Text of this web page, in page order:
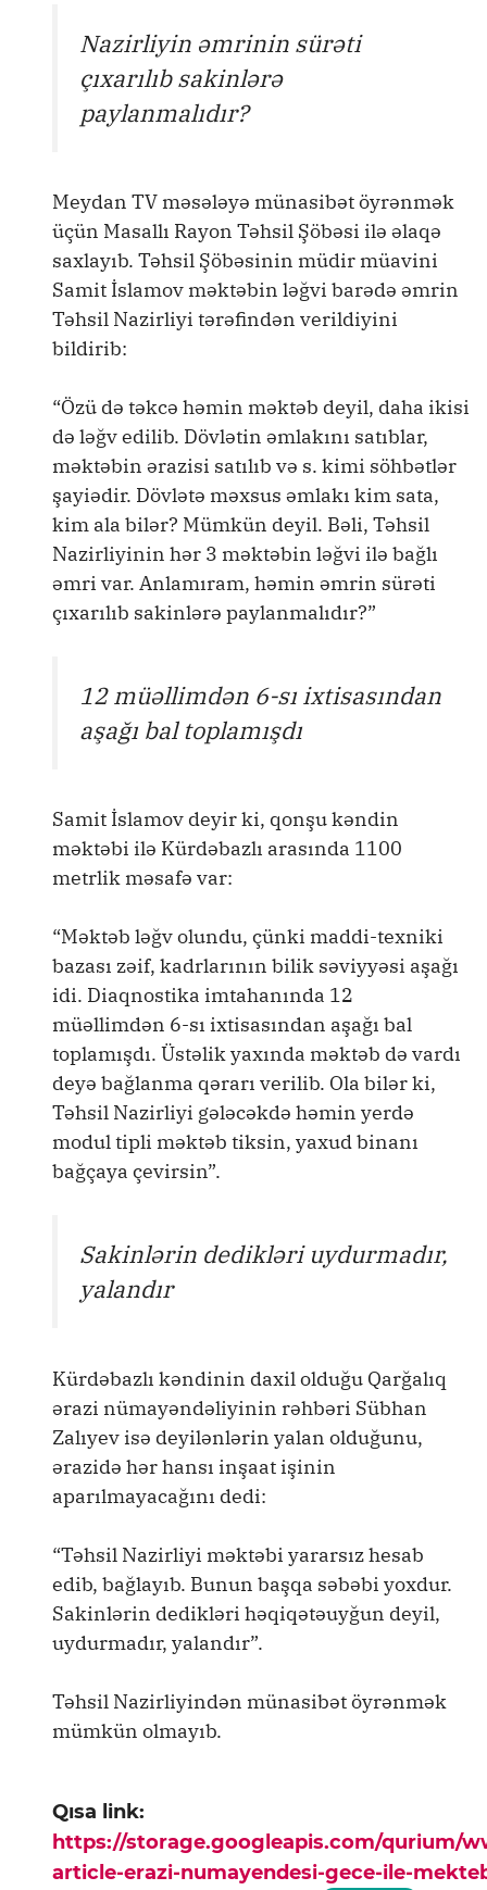
Nazirliyin əmrinin sürəti
çıxarılıb sakinlərə
paylanmalıdır?
Meydan TV məsələyə münasibət öyrənmək
üçün Masallı Rayon Təhsil Şöbəsi ilə əlaqə
saxlayıb. Təhsil Şöbəsinin müdir müavini
Samit İslamov məktəbin ləğvi barədə əmrin
Təhsil Nazirliyi tərəfindən verildiyini
bildirib:
“Özü də təkcə həmin məktəb deyil, daha ikisi
də ləğv edilib. Dövlətin əmlakını satıblar,
məktəbin ərazisi satılıb və s. kimi söhbətlər
şayiədir. Dövlətə məxsus əmlakı kim sata,
kim ala bilər? Mümkün deyil. Bəli, Təhsil
Nazirliyinin hər 3 məktəbin ləğvi ilə bağlı
əmri var. Anlamıram, həmin əmrin sürəti
çıxarılıb sakinlərə paylanmalıdır?”
12 müəllimdən 6-sı ixtisasından
aşağı bal toplamışdı
Samit İslamov deyir ki, qonşu kəndin
məktəbi ilə Kürdəbazlı arasında 1100
metrlik məsafə var:
“Məktəb ləğv olundu, çünki maddi-texniki
bazası zəif, kadrlarının bilik səviyyəsi aşağı
idi. Diaqnostika imtahanında 12
müəllimdən 6-sı ixtisasından aşağı bal
toplamışdı. Üstəlik yaxında məktəb də vardı
deyə bağlanma qərarı verilib. Ola bilər ki,
Təhsil Nazirliyi gələcəkdə həmin yerdə
modul tipli məktəb tiksin, yaxud binanı
bağçaya çevirsin”.
Sakinlərin dedikləri uydurmadır,
yalandır
Kürdəbazlı kəndinin daxil olduğu Qarğalıq
ərazi nümayəndəliyinin rəhbəri Sübhan
Zalıyev isə deyilənlərin yalan olduğunu,
ərazidə hər hansı inşaat işinin
aparılmayacağını dedi:
“Təhsil Nazirliyi məktəbi yararsız hesab
edib, bağlayıb. Bunun başqa səbəbi yoxdur.
Sakinlərin dedikləri həqiqətəuyğun deyil,
uydurmadır, yalandır”.
Təhsil Nazirliyindən münasibət öyrənmək
mümkün olmayıb.
Qısa link:
https://storage.googleapis.com/qurium/
article-erazi-numayendesi-gece-ile-